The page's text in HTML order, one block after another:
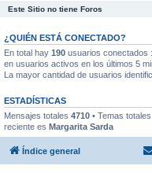
Este Sitio no tiene Foros
¿QUIÉN ESTÁ CONECTADO?
En total hay 190 usuarios conectados
en usuarios activos en los últimos 5
La mayor cantidad de usuarios
ESTADÍSTICAS
Mensajes totales 4710 • Temas totales
reciente es Margarita Sarda
Índice general